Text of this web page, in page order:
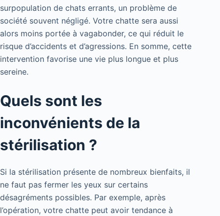
surpopulation de chats errants, un problème de
société souvent négligé. Votre chatte sera aussi
alors moins portée à vagabonder, ce qui réduit le
risque d’accidents et d’agressions. En somme, cette
intervention favorise une vie plus longue et plus
sereine.
Quels sont les
inconvénients de la
stérilisation ?
Si la stérilisation présente de nombreux bienfaits, il
ne faut pas fermer les yeux sur certains
désagréments possibles. Par exemple, après
l’opération, votre chatte peut avoir tendance à